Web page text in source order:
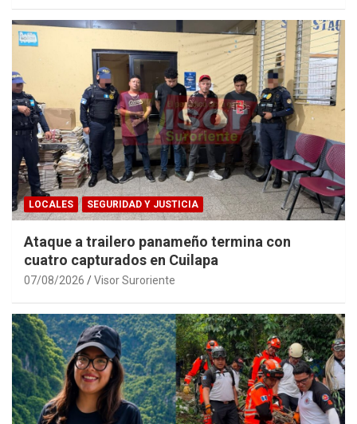
LOCALES SEGURIDAD Y JUSTICIA
Ataque a trailero panameño termina con
cuatro capturados en Cuilapa
07/08/2026 Visor Suroriente